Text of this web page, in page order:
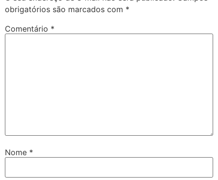
obrigatórios são marcados com *
Comentário *
Nome *